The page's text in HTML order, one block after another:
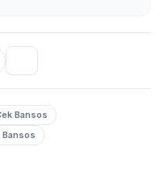
Bansos
Bansos